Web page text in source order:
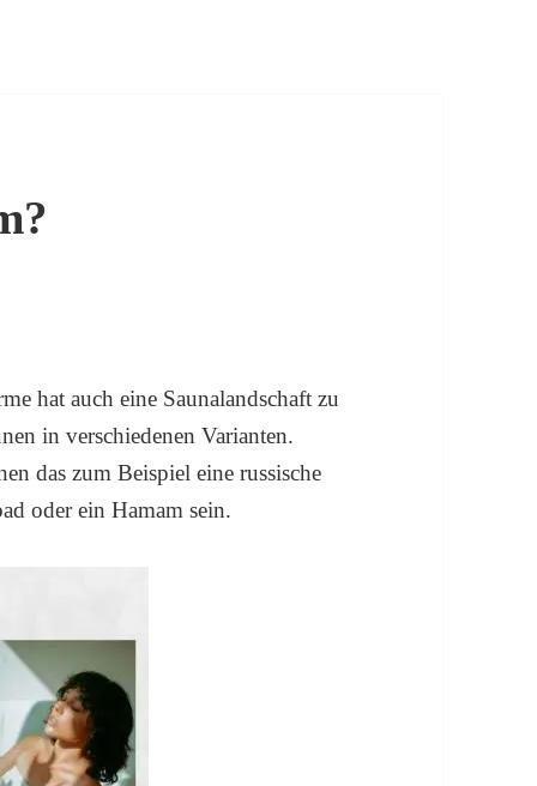
hat auch eine Saunalandschaft zu
in verschiedenen Varianten.
das zum Beispiel eine russische
oder ein Hamam sein.